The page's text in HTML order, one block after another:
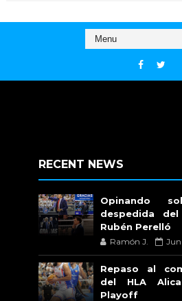
RECENT NEWS
Opinando
despedida
Rubén Perelló
Ramón J.
Repaso al
del HLA
Playoff